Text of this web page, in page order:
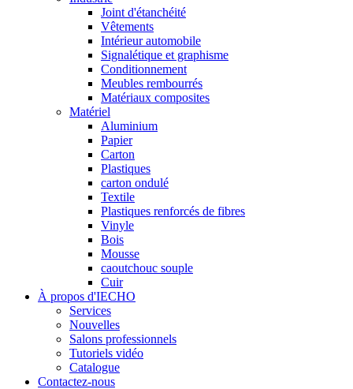
Joint d'étanchéité
Vêtements
Intérieur automobile
Signalétique et graphisme
Conditionnement
Meubles rembourrés
Matériaux composites
Matériel
Aluminium
Papier
Carton
Plastiques
carton ondulé
Textile
Plastiques renforcés de fibres
Vinyle
Bois
Mousse
caoutchouc souple
Cuir
À propos d'IECHO
Services
Nouvelles
Salons professionnels
Tutoriels vidéo
Catalogue
Contactez-nous